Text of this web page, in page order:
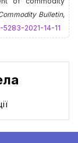
Bulletin,
2021-14-11